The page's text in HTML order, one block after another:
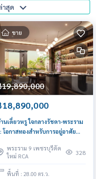
ศล่าสุด
ขาย
19,890,000
18,890,000
นเดี่ยวหรู ใจกลางรัชดา-พระราม
โอกาสทองสำหรับการอยู่อาศัย
พระราม 9 เพชรบุรีตัด
ใหม่ RCA
328
พื้นที่ : 28.00 ตร.ว.